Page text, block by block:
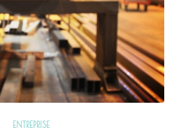
ENTREPRISE